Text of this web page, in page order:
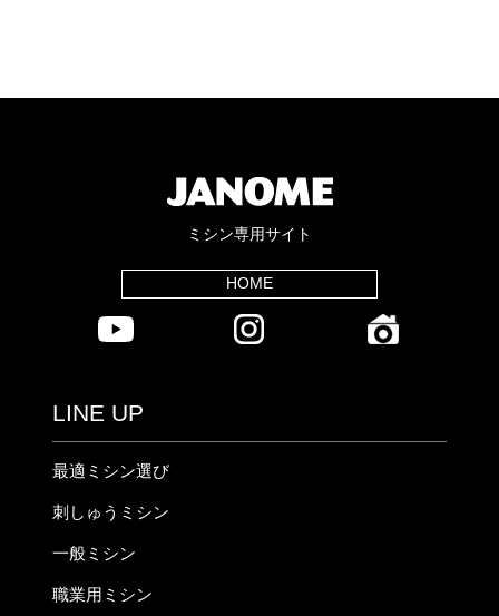
ミシン専用サイト
HOME
LINE UP
最適ミシン選び
刺しゅうミシン
一般ミシン
職業用ミシン